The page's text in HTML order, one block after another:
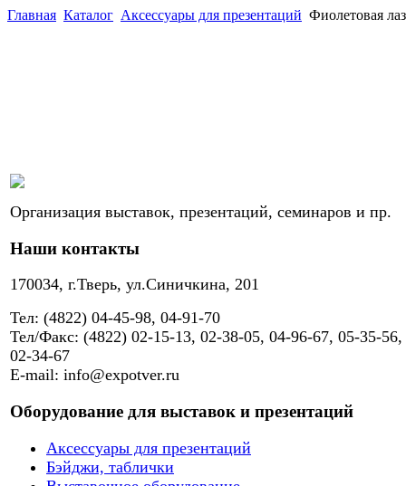
Главная Каталог Аксессуары для презентаций Фиолетовая
Организация выставок, презентаций, семинаров и пр.
Наши контакты
170034, г.Тверь, ул.Синичкина, 201
Тел: (4822) 04-45-98, 04-91-70
Тел/Факс: (4822) 02-15-13, 02-38-05, 04-96-67, 05-35-56,
02-34-67
E-mail: info@expotver.ru
Оборудование для выставок и презентаций
Аксессуары для презентаций
Бэйджи, таблички